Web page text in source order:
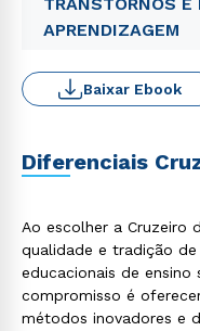
APRENDIZAGEM
Baixar Ebook
Diferenciais
Ao escolher a Cruzeiro
qualidade e tradição
educacionais de ensino
compromisso é
métodos inovadores e
Rápido e fácil
WhatsApp